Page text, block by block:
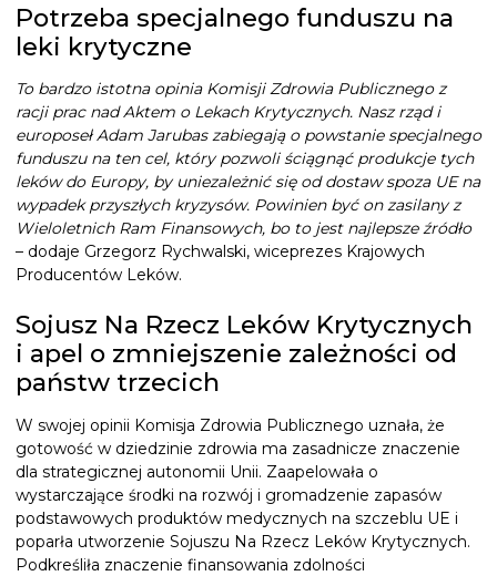
Potrzeba specjalnego funduszu na
leki krytyczne
To bardzo istotna opinia Komisji Zdrowia Publicznego z
racji prac nad Aktem o Lekach Krytycznych. Nasz rząd i
europoseł Adam Jarubas zabiegają o powstanie specjalnego
funduszu na ten cel, który pozwoli ściągnąć produkcje tych
leków do Europy, by uniezależnić się od dostaw spoza UE na
wypadek przyszłych kryzysów. Powinien być on zasilany z
Wieloletnich Ram Finansowych, bo to jest najlepsze źródło
– dodaje Grzegorz Rychwalski, wiceprezes Krajowych
Producentów Leków.
Sojusz Na Rzecz Leków Krytycznych
i apel o zmniejszenie zależności od
państw trzecich
W swojej opinii Komisja Zdrowia Publicznego uznała, że
gotowość w dziedzinie zdrowia ma zasadnicze znaczenie
dla strategicznej autonomii Unii. Zaapelowała o
wystarczające środki na rozwój i gromadzenie zapasów
podstawowych produktów medycznych na szczeblu UE i
poparła utworzenie Sojuszu Na Rzecz Leków Krytycznych.
Podkreśliła znaczenie finansowania zdolności